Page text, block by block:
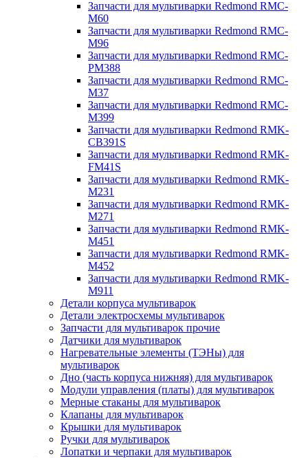
Запчасти для мультиварки Redmond RMC-
M60
Запчасти для мультиварки Redmond RMC-
M96
Запчасти для мультиварки Redmond RMC-
PM388
Запчасти для мультиварки Redmond RMC-
M37
Запчасти для мультиварки Redmond RMC-
M399
Запчасти для мультиварки Redmond RMK-
CB391S
Запчасти для мультиварки Redmond RMK-
FM41S
Запчасти для мультиварки Redmond RMK-
M231
Запчасти для мультиварки Redmond RMK-
M271
Запчасти для мультиварки Redmond RMK-
M451
Запчасти для мультиварки Redmond RMK-
M452
Запчасти для мультиварки Redmond RMK-
M911
Детали корпуса мультиварок
Детали электросхемы мультиварок
Запчасти для мультиварок прочие
Датчики для мультиварок
Нагревательные элементы (ТЭНы) для
мультиварок
Дно (часть корпуса нижняя) для мультиварок
Модули управления (платы) для мультиварок
Мерные стаканы для мультиварок
Клапаны для мультиварок
Крышки для мультиварок
Ручки для мультиварок
Лопатки и черпаки для мультиварок